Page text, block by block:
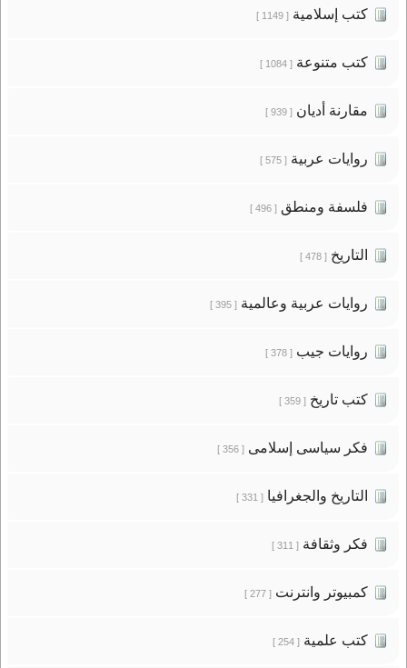
كتب إسلامية[ 1149 ]
كتب متنوعة[ 1084 ]
مقارنة أديان[ 939 ]
روايات عربية[ 575 ]
فلسفة ومنطق[ 496 ]
التاريخ[ 478 ]
روايات عربية وعالمية[ 395 ]
روايات جيب[ 378 ]
كتب تاريخ[ 359 ]
فكر سياسى إسلامى[ 356 ]
التاريخ والجغرافيا[ 331 ]
فكر وثقافة[ 311 ]
كمبيوتر وانترنت[ 277 ]
كتب علمية[ 254 ]